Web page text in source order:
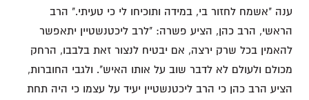
ענה "אשמח לחזור בי, במידה ותוכיחו לי כי טעיתי." הרב
הראשי, הרב כהן, הציע פשרה: "לרב ליכטנשטיין יתאפשר
להאמין בכל שרק ירצה, אם יבטיח לנצור זאת בלבבו, הרחק
מכולם ולעולם לא לדבר שוב על אותו האיש". ולגבי החוברות,
הציע הרב כהן כי הרב ליכטנשטיין יעיד על עצמו כי היה תחת